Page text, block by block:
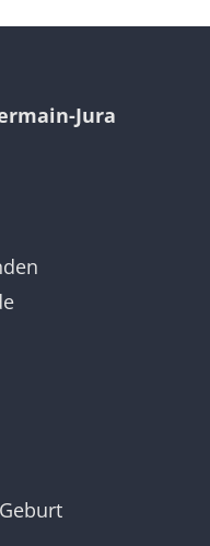
Jura